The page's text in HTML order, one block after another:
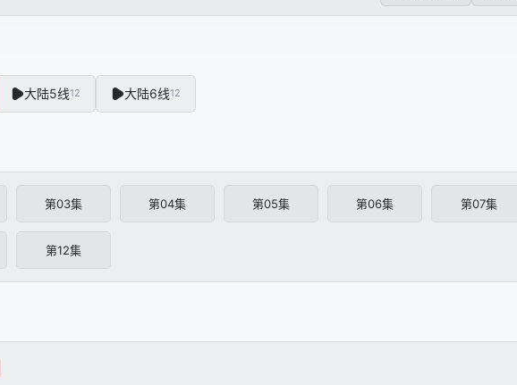
大陆5线12 大陆6线12
第03集 第04集 第05集 第06集 第07集
第12集